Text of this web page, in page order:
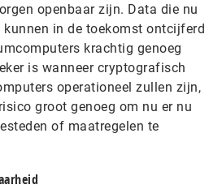
openbaar zijn. Data die nu
kunnen in de toekomst ontcijferd
krachtig genoeg
is wanneer cryptografisch
operationeel zullen zijn,
groot genoeg om nu er nu
of maatregelen te